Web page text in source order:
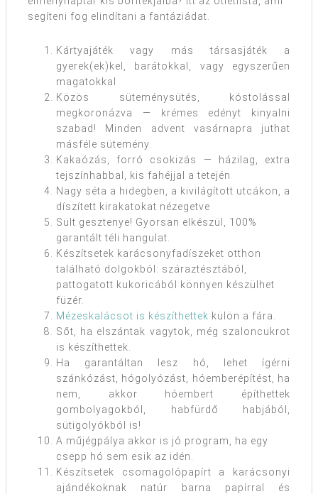
segíteni fog elindítani a fantáziádat.
Kártyajáték vagy más társasjáték a
gyerek(ek)kel, barátokkal, vagy egyszerűen
magatokkal
Közös süteménysütés, kóstolással
megkoronázva — krémes edényt kinyalni
szabad! Minden advent vasárnapra juthat
másféle sütemény.
Kakaózás, forró csokizás — házilag, extra
tejszínhabbal, kis fahéjjal a tetején
Nagy séta a hidegben, a kivilágított utcákon, a
díszített kirakatokat nézegetve
Sült gesztenye! Gyorsan elkészül, 100%
garantált téli hangulat.
Készítsetek karácsonyfadíszeket otthon
található dolgokból: száraztésztából,
pattogatott kukoricából könnyen készülhet
füzér.
Mézeskalácsot is készíthettek külön a fára.
Sőt, ha elszántak vagytok, még szaloncukrot
is készíthettek.
Ha garantáltan lesz hó, lehet ígérni
szánkózást, hógolyózást, hóemberépítést, ha
nem, akkor hóembert építhettek
gombolyagokból, habfürdő habjából,
sütigolyókból is!
A műjégpálya akkor is jó program, ha egy
csepp hó sem esik az idén.
Készítsetek csomagolópapírt a karácsonyi
ajándékoknak natúr barna papírral és